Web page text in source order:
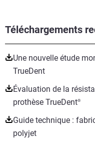
Téléchargements
Une nouvelle étude
TrueDent
Évaluation de la
prothèse TrueDent®
Guide technique :
polyjet